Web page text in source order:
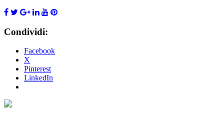
Condividi:
Facebook
X
Pinterest
LinkedIn